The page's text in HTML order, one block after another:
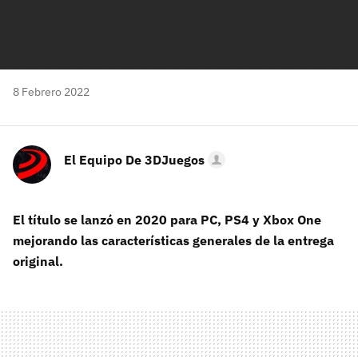
8 Febrero 2022
El Equipo De 3DJuegos
El título se lanzó en 2020 para PC, PS4 y Xbox One
mejorando las características generales de la entrega
original.